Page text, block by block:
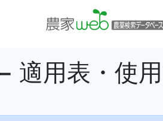
適用表・使